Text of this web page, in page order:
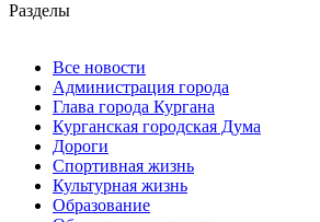
Разделы
Все новости
Администрация города
Глава города Кургана
Курганская городская Дума
Дороги
Спортивная жизнь
Культурная жизнь
Образование